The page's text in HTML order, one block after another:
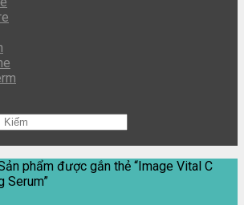
phẩm được gắn thẻ “Image Vital C
Serum”